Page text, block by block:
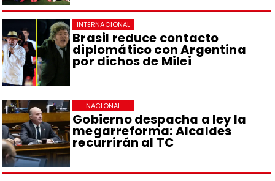
Brasil reduce contacto
diplomático con Argentina
por dichos de Milei
INTERNACIONAL
Gobierno despacha a ley la
megarreforma: Alcaldes
recurrirán al TC
NACIONAL